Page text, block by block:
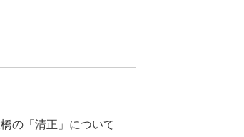
の「清正」について